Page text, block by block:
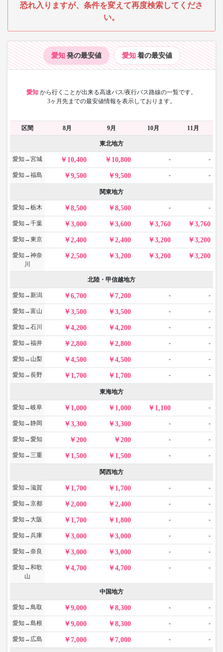
恐れ入りますが、条件を変えて再度検索してくださ
い。
愛知 発の最安値 愛知 着の最安値
愛知 から行くことが出来る高速バス/夜行バス路線の一覧です。
3ヶ月先までの最安値情報を表示しております。
区間 8月 9月 10月 11月
東北地方
愛知→宮城 10,400 10,800 - -
愛知→福島 9,500 9,500 - -
関東地方
愛知→栃木 8,500 8,500 - -
愛知→千葉 3,000 3,600 3,760 3,760
愛知→東京 2,400 2,400 3,200 3,200
愛知→神奈
川
2,500 3,200 3,200 3,200
北陸・甲信越地方
愛知→新潟 6,700 7,200 - -
愛知→富山 3,500 3,500 - -
愛知→石川 4,200 4,200 - -
愛知→福井 2,800 2,800 - -
愛知→山梨 4,500 4,500 - -
愛知→長野 1,700 1,700 - -
東海地方
愛知→岐阜 1,000 1,000 1,100 -
愛知→静岡 3,300 3,300 - -
愛知→愛知 200 200 - -
愛知→三重 1,500 1,500 - -
関西地方
愛知→滋賀 1,700 1,700 - -
愛知→京都 2,000 2,400 - -
愛知→大阪 1,700 1,800 - -
愛知→兵庫 3,000 3,000 - -
愛知→奈良 3,000 3,000 - -
愛知→和歌
山
4,700 4,700 - -
中国地方
愛知→鳥取 9,000 8,300 - -
愛知→島根 9,000 8,300 - -
愛知→広島 7,000 7,000 - -